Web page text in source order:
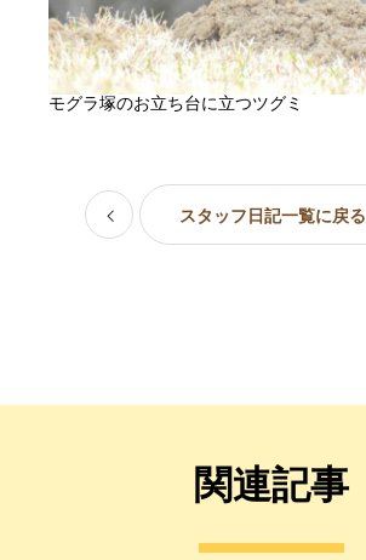
モグラ塚のお立ち台に立つツグミ
スタッフ日記一覧に戻る
関連記事